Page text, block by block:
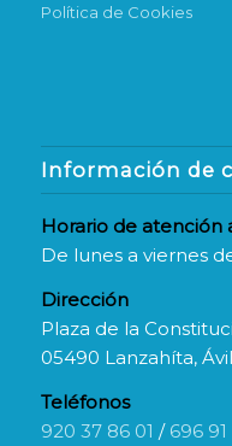
Política de Cookies
Información de
Horario de atención
De lunes a viernes
Dirección
Plaza de la
05490 Lanzahíta,
Teléfonos
920 37 86 01 / 696 91